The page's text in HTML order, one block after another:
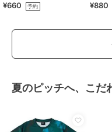
¥660 予約
ラ
¥880
夏のピッチへ、こだ